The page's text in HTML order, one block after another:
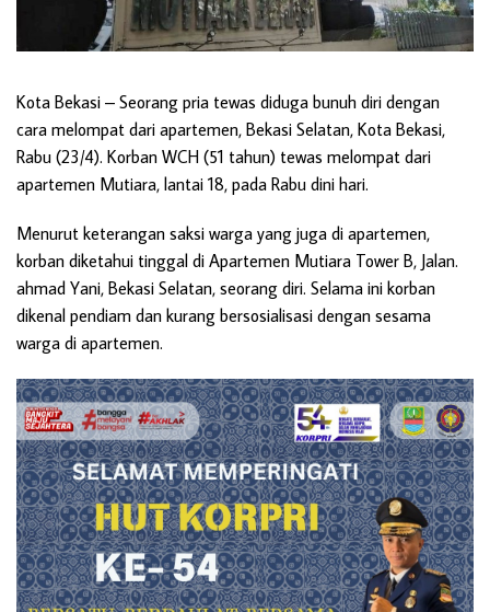
Kota Bekasi – Seorang pria tewas diduga bunuh diri dengan
cara melompat dari apartemen, Bekasi Selatan, Kota Bekasi,
Rabu (23/4). Korban WCH (51 tahun) tewas melompat dari
apartemen Mutiara, lantai 18, pada Rabu dini hari.
Menurut keterangan saksi warga yang juga di apartemen,
korban diketahui tinggal di Apartemen Mutiara Tower B, Jalan.
ahmad Yani, Bekasi Selatan, seorang diri. Selama ini korban
dikenal pendiam dan kurang bersosialisasi dengan sesama
warga di apartemen.